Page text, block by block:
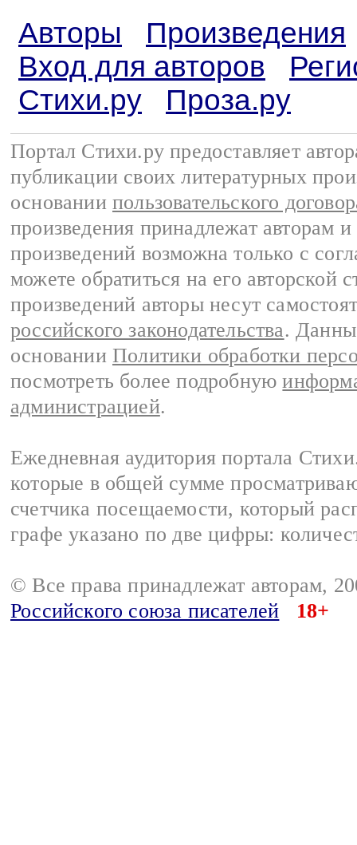
Авторы
Произведения
Вход для авторов
Стихи.ру
Проза.ру
Портал Стихи.ру предоставляет
публикации своих литературных
основании пользовательского
произведения принадлежат авторам
произведений возможна только с
можете обратиться на его авторской
произведений авторы несут
российского законодательства.
основании Политики обработки
посмотреть более подробную
администрацией.
Ежедневная аудитория портала
которые в общей сумме
счетчика посещаемости, который
графе указано по две цифры:
© Все права принадлежат авторам,
Российского союза писателей
18+